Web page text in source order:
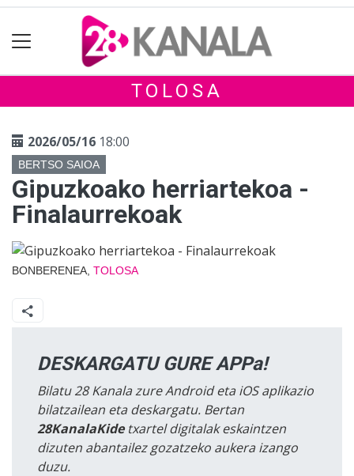
TOLOSA
2026/05/16 18:00
BERTSO SAIOA
Gipuzkoako herriartekoa -
Finalaurrekoak
BONBERENEA, TOLOSA
DESKARGATU GURE APPa!
Bilatu 28 Kanala zure Android eta iOS aplikazio
bilatzailean eta deskargatu. Bertan
28KanalaKidetxartel digitalak eskaintzen
dizuten abantailez gozatzeko aukera izango
duzu.